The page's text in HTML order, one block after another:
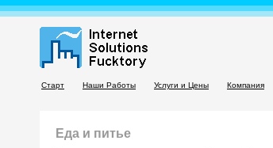
Старт Наши Работы Услуги и Цены Компания
Еда и питье